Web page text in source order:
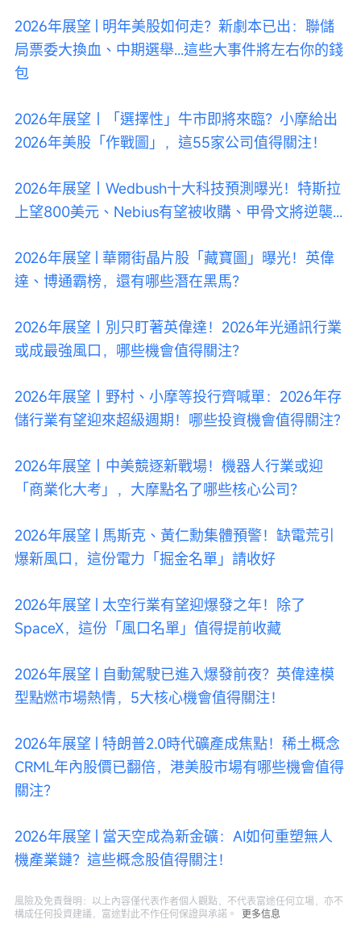
2026年展望 | 明年美股如何走？新劇本已出：聯儲
局票委大換血、中期選舉...這些大事件將左右你的錢
包
2026年展望｜「選擇性」牛市即將來臨？小摩給出
2026年美股「作戰圖」，這55家公司值得關注！
2026年展望｜Wedbush十大科技預測曝光！特斯拉
上望800美元、Nebius有望被收購、甲骨文將逆襲...
2026年展望 | 華爾街晶片股「藏寶圖」曝光！英偉
達、博通霸榜，還有哪些潛在黑馬？
2026年展望｜別只盯著英偉達！2026年光通訊行業
或成最強風口，哪些機會值得關注？
2026年展望｜野村、小摩等投行齊喊單：2026年存
儲行業有望迎來超級週期！哪些投資機會值得關注?
2026年展望｜中美競逐新戰場！機器人行業或迎
「商業化大考」，大摩點名了哪些核心公司？
2026年展望 | 馬斯克、黃仁勳集體預警！缺電荒引
爆新風口，這份電力「掘金名單」請收好
2026年展望 | 太空行業有望迎爆發之年！除了
SpaceX，這份「風口名單」值得提前收藏
2026年展望 | 自動駕駛已進入爆發前夜？英偉達模
型點燃市場熱情，5大核心機會值得關注！
2026年展望 | 特朗普2.0時代礦產成焦點！稀土概念
CRML年內股價已翻倍，港美股市場有哪些機會值得
關注？
2026年展望 | 當天空成為新金礦：AI如何重塑無人
機產業鏈？這些概念股值得關注！
風險及免責聲明：以上內容僅代表作者個人觀點，不代表富途任何立場，亦不
構成任何投資建議，富途對此不作任何保證與承諾。
更多信息